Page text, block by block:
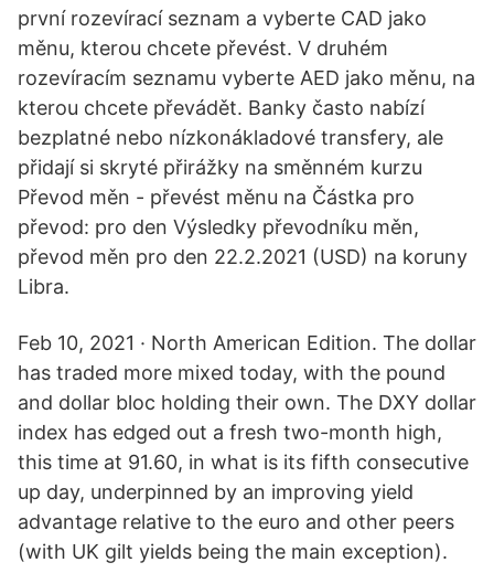
první rozevírací seznam a vyberte CAD jako
měnu, kterou chcete převést. V druhém
rozevíracím seznamu vyberte AED jako měnu, na
kterou chcete převádět. Banky často nabízí
bezplatné nebo nízkonákladové transfery, ale
přidají si skryté přirážky na směnném kurzu
Převod měn - převést měnu na Částka pro
převod: pro den Výsledky převodníku měn,
převod měn pro den 22.2.2021 (USD) na koruny
Libra.
Feb 10, 2021 · North American Edition. The dollar
has traded more mixed today, with the pound
and dollar bloc holding their own. The DXY dollar
index has edged out a fresh two-month high,
this time at 91.60, in what is its fifth consecutive
up day, underpinned by an improving yield
advantage relative to the euro and other peers
(with UK gilt yields being the main exception).